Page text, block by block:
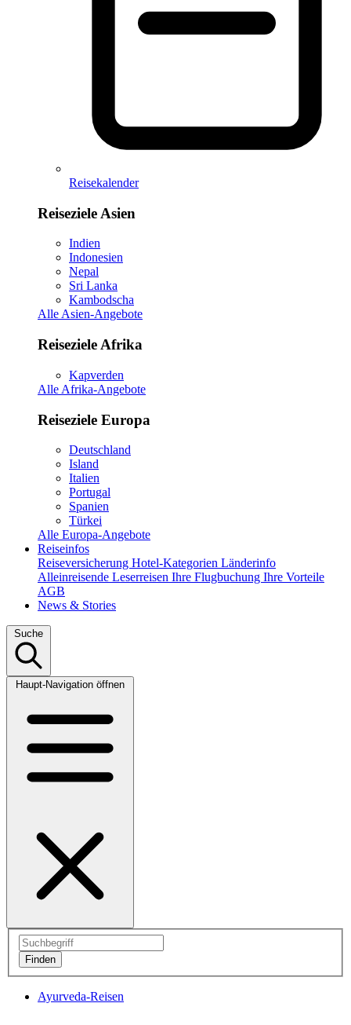
Reisekalender
Reiseziele Asien
Indien
Indonesien
Nepal
Sri Lanka
Kambodscha
Alle Asien-Angebote
Reiseziele Afrika
Kapverden
Alle Afrika-Angebote
Reiseziele Europa
Deutschland
Island
Italien
Portugal
Spanien
Türkei
Alle Europa-Angebote
Reiseinfos
Reiseversicherung Hotel-Kategorien Länderinfo
Alleinreisende Leserreisen Ihre Flugbuchung Ihre Vorteile
AGB
News & Stories
Suche
Haupt-Navigation öffnen
Ayurveda-Reisen